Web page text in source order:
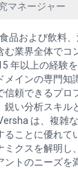
マネージャー
品および飲料
む業界全体でコ
年以上の経験
メインの専門知
信頼できるプロ
鋭い分析スキル
は、複雑
ることに優れて
ミクスを解明し
ントのニーズを